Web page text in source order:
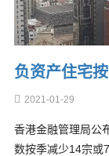
负资产住宅
2021-01-29
香港金融管理局公
数按季减少14宗或